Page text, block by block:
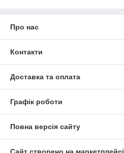
Про нас
Контакти
Доставка та оплата
Графік роботи
Повна версія сайту